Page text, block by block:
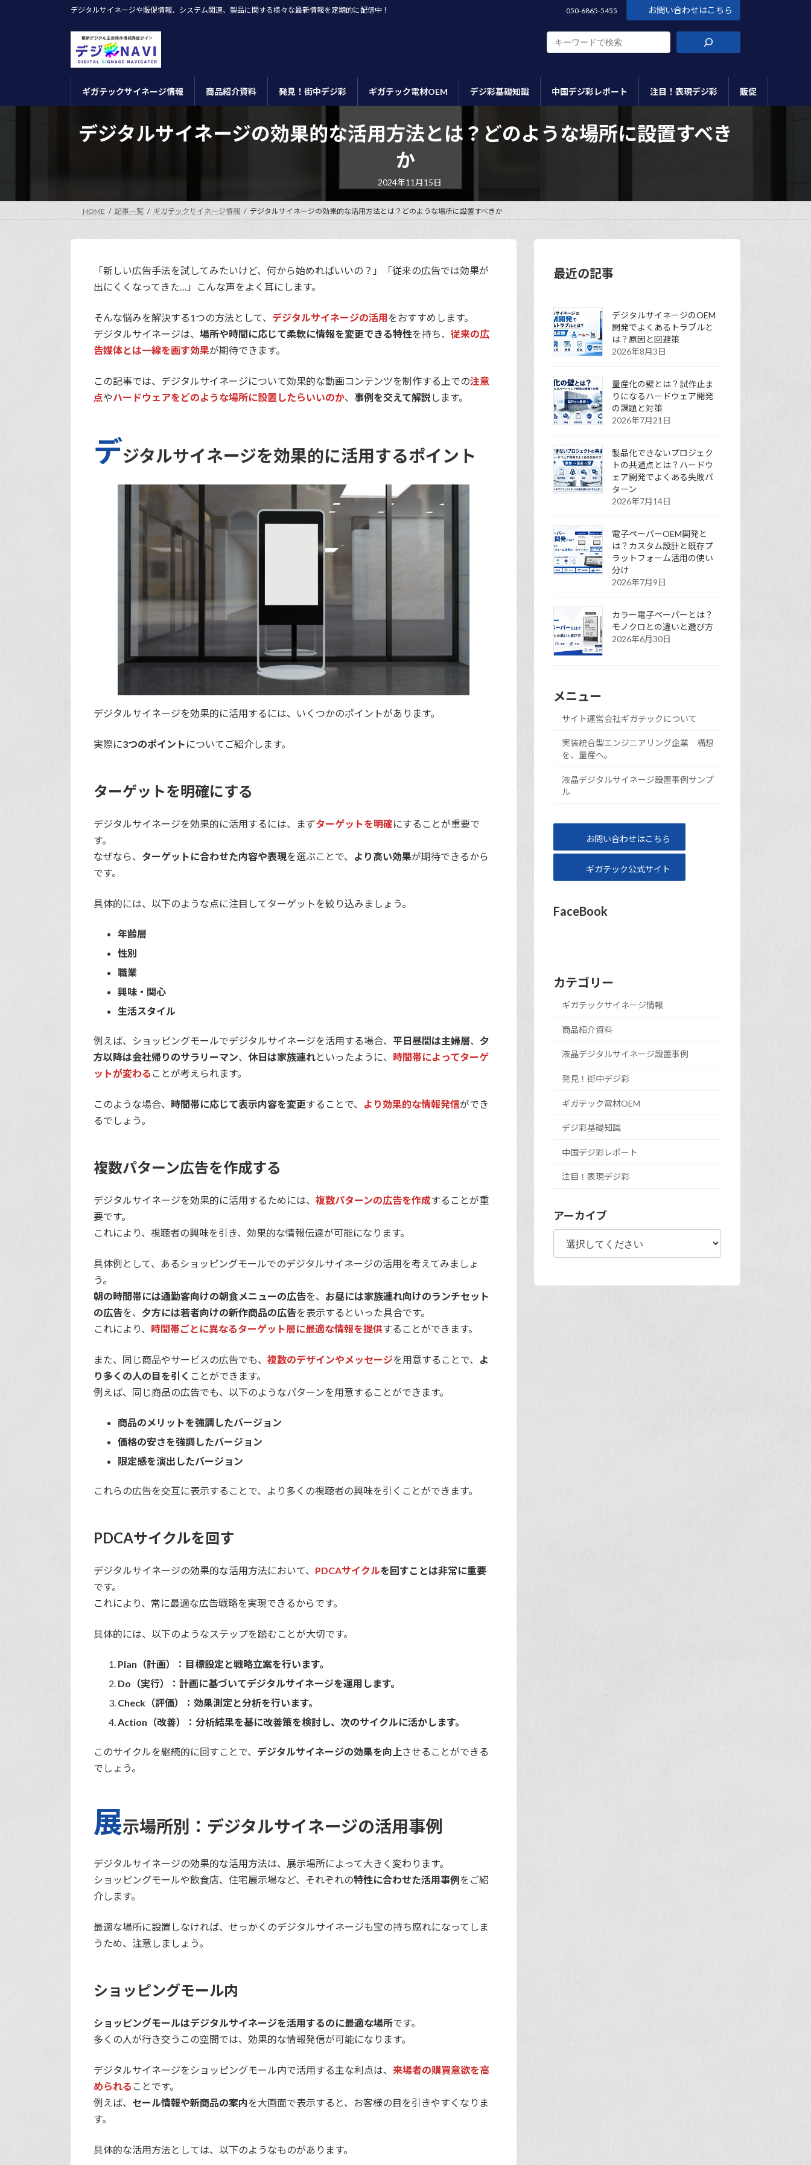
キ
に
デジタルサイネージや販促情報、システム関連、製品に関する様々な最新情報を定期的に配信中！ 050-6865-5455 お問い合わせはこちら
ギガテックサイネージ情報 商品紹介資料 発見！街中デジ彩 ギガテック電材OEM デジ彩基礎知識 中国デジ彩レポート 注目！表現デジ彩 販促
デジタルサイネージの効果的な活用方法とは？どのような場所に設置すべき
か
最
終
新
日
2024年11月15日
HOME 記事一覧 ギガテックサイネージ情報 デジタルサイネージの効果的な活用方法とは？どのような場所に設置すべきか
「新しい広告手法を試してみたいけど、何から始めればいいの？」「従来の広告では効果が
出にくくなってきた…」こんな声をよく耳にします。
そんな悩みを解決する1つの方法として、 デジタルサイネージの活用をおすすめします。
デジタルサイネージは、場所や時間に応じて柔軟に情報を変更できる特性を持ち、従来の広
告媒体とは一線を画す効果が期待できます。
この記事では、デジタルサイネージについて効果的な動画コンテンツを制作する上での注意
点やハードウェアをどのような場所に設置したらいいのか、事例を交えて解説 します。
デジタルサイネージを効果的に活用するポイント
デジタルサイネージを効果的に活用するには、いくつかのポイントがあります。
実際に3つのポイント についてご紹介します。
ターゲットを明確にする
デジタルサイネージを効果的に活用するには、まずターゲットを明確にすることが重要で
す。
なぜなら、 ターゲットに合わせた内容や表現を選ぶことで、 より高い効果が期待できるから
です。
具体的には、以下のような点に注目してターゲットを絞り込みましょう。
年齢層
性別
職業
興味・関心
生活スタイル
例えば、ショッピングモールでデジタルサイネージを活用する場合、平日昼間は主婦層、 夕
方以降は会社帰りのサラリーマン、休日は家族連れといったように、 時間帯によってターゲ
ットが変わる ことが考えられます。
このような場合、 時間帯に応じて表示内容を変更することで、 より効果的な情報発信ができ
るでしょう。
複数パターン広告を作成する
デジタルサイネージを効果的に活用するためには、複数パターンの広告を作成することが重
要です。
これにより、視聴者の興味を引き、効果的な情報伝達が可能になります。
具体例として、あるショッピングモールでのデジタルサイネージの活用を考えてみましょ
う。
朝の時間帯には通勤客向けの朝食メニューの広告を、 お昼には家族連れ向けのランチセット
の広告を、 夕方には若者向けの新作商品の広告を表示するといった具合です。
これにより、 時間帯ごとに異なるターゲット層に最適な情報を提供することができます。
また、同じ商品やサービスの広告でも、複数のデザインやメッセージを用意することで、 よ
り多くの人の目を引く ことができます。
例えば、同じ商品の広告でも、以下のようなパターンを用意することができます。
商品のメリットを強調したバージョン
価格の安さを強調したバージョン
限定感を演出したバージョン
これらの広告を交互に表示することで、より多くの視聴者の興味を引くことができます。
PDCAサイクルを回す
デジタルサイネージの効果的な活用方法において、 PDCAサイクルを回すことは非常に重要
です。
これにより、常に最適な広告戦略を実現できるからです。
具体的には、以下のようなステップを踏むことが大切です。
Plan（計画）：目標設定と戦略立案を行います。
Do（実行）：計画に基づいてデジタルサイネージを運用します。
Check（評価）：効果測定と分析を行います。
Action（改善）：分析結果を基に改善策を検討し、次のサイクルに活かします。
このサイクルを継続的に回すことで、 デジタルサイネージの効果を向上させることができる
でしょう。
展示場所別：デジタルサイネージの活用事例
デジタルサイネージの効果的な活用方法は、展示場所によって大きく変わります。
ショッピングモールや飲食店、住宅展示場など、それぞれの特性に合わせた活用事例 をご紹
介します。
最適な場所に設置しなければ、せっかくのデジタルサイネージも宝の持ち腐れになってしま
うため、注意しましょう。
ショッピングモール内
ショッピングモールはデジタルサイネージを活用するのに最適な場所です。
多くの人が行き交うこの空間では、効果的な情報発信が可能になります。
デジタルサイネージをショッピングモール内で活用する主な利点は、来場者の購買意欲を高
められる ことです。
例えば、 セール情報や新商品の案内を大画面で表示すると、お客様の目を引きやすくなりま
す。
具体的な活用方法としては、以下のようなものがあります。
最近の記事
デジタルサイネージのOEM
開発でよくあるトラブルと
は？原因と回避策
2026年8月3日
量産化の壁とは？試作止ま
りになるハードウェア開発
の課題と対策
2026年7月21日
製品化できないプロジェク
トの共通点とは？ハードウ
ェア開発でよくある失敗パ
ターン
2026年7月14日
電子ペーパーOEM開発と
は？カスタム設計と既存プ
ラットフォーム活用の使い
分け
2026年7月9日
カラー電子ペーパーとは？
モノクロとの違いと選び方
2026年6月30日
メニュー
サイト運営会社ギガテックについて
実装統合型エンジニアリング企業 構想
を、量産へ。
液晶デジタルサイネージ設置事例サンプ
ル
お問い合わせはこちら
ギガテック公式サイト
FaceBook
カテゴリー
ギガテックサイネージ情報
商品紹介資料
液晶デジタルサイネージ設置事例
発見！街中デジ彩
ギガテック電材OEM
デジ彩基礎知識
中国デジ彩レポート
注目！表現デジ彩
アーカイブ